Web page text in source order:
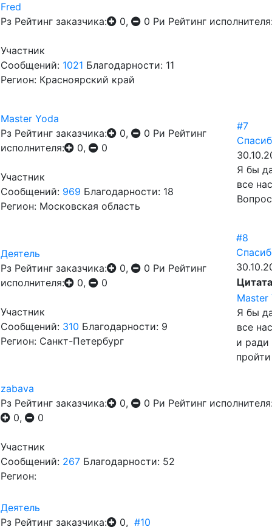
Fred
Рз Рейтинг заказчика: 0, 0 Ри Рейтинг
Участник
Сообщений: 1021 Благодарности: 11
Регион: Красноярский край
Master Yoda
Рз Рейтинг заказчика: 0, 0 Ри Рейтинг
исполнителя:
0, 0
Участник
Сообщений: 969 Благодарности: 18
Регион: Московская область
#7
Я бы
все
Деятель
Рз Рейтинг заказчика: 0, 0 Ри Рейтинг
исполнителя:
0, 0
Участник
Сообщений: 310 Благодарности: 9
Регион: Санкт-Петербург
#8
Цитата
Master
Я бы
все
и ради
zabava
Рз Рейтинг заказчика: 0, 0 Ри Рейтинг
0,
0
Участник
Сообщений: 267 Благодарности: 52
Регион:
Деятель
Рз Рейтинг заказчика: 0, #10